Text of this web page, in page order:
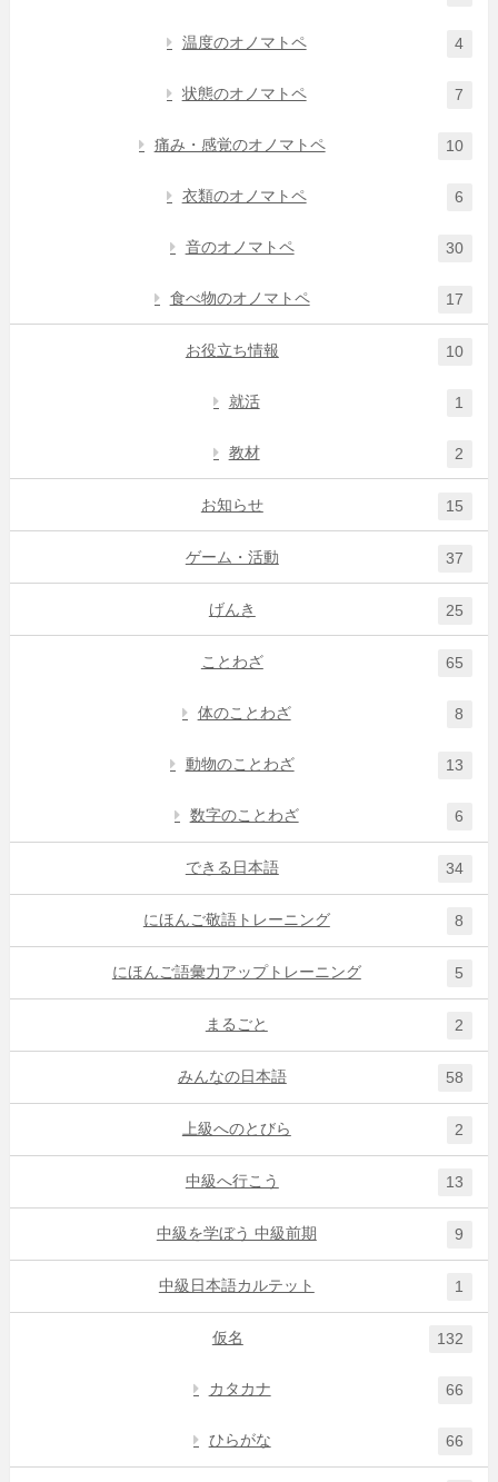
温度のオノマトペ 4
状態のオノマトペ 7
痛み・感覚のオノマトペ 10
衣類のオノマトペ 6
音のオノマトペ 30
食べ物のオノマトペ 17
お役立ち情報 10
就活 1
教材 2
お知らせ 15
ゲーム・活動 37
げんき 25
ことわざ 65
体のことわざ 8
動物のことわざ 13
数字のことわざ 6
できる日本語 34
にほんご敬語トレーニング 8
にほんご語彙力アップトレーニング 5
まるごと 2
みんなの日本語 58
上級へのとびら 2
中級へ行こう 13
中級を学ぼう 中級前期 9
中級日本語カルテット 1
仮名 132
カタカナ 66
ひらがな 66